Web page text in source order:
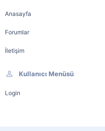
Anasayfa
Forumlar
İletişim
Kullanıcı Menüsü
Login